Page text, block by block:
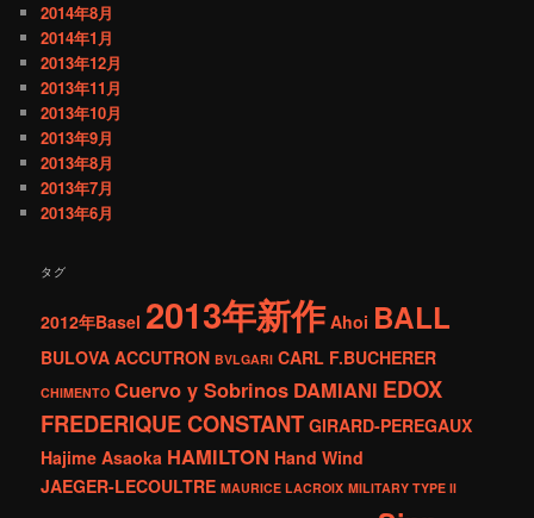
2014年8月
2014年1月
2013年12月
2013年11月
2013年10月
2013年9月
2013年8月
2013年7月
2013年6月
タグ
2012年Basel 2013年新作 Ahoi BALL
BULOVA ACCUTRON BVLGARI CARL F.BUCHERER
CHIMENTO Cuervo y Sobrinos DAMIANI EDOX
FREDERIQUE CONSTANT GIRARD-PEREGAUX
Hajime Asaoka HAMILTON Hand Wind
JAEGER-LECOULTRE MAURICE LACROIX MILITARY TYPE ll